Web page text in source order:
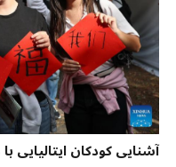
آشنایی کودکان